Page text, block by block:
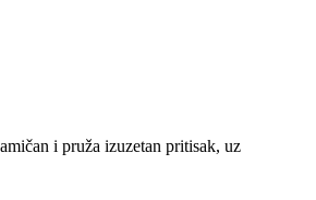
i pruža izuzetan pritisak, uz